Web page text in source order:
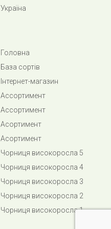
Україна
Головна
База сортів
Інтернет-магазин
Ассортимент
Ассортимент
Асортимент
Асортимент
Чорниця високоросла 5
Чорниця високоросла 4
Чорниця високоросла 3
Чорниця високоросла 2
Чорниця високоросла 1